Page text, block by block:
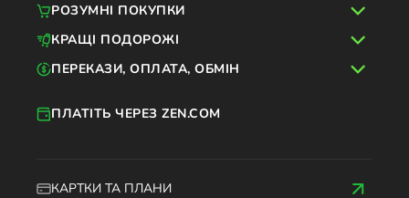
КАРТКИ ТА ПЛАНИ
ПЛАТІТЬ ЧЕРЕЗ ZEN.COM
РОЗУМНІ ПОКУПКИ
КРАЩІ ПОДОРОЖІ
ПЕРЕКАЗИ, ОПЛАТА, ОБМІН